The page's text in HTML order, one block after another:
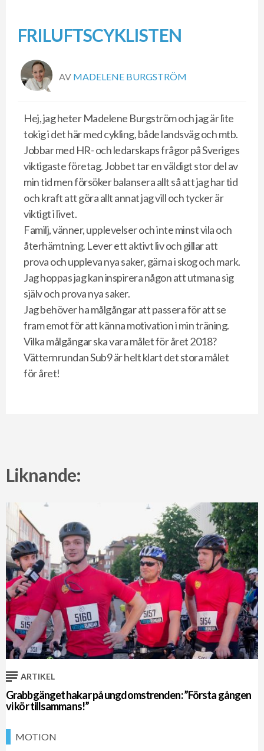
FRILUFTSCYKLISTEN
AV MADELENE BURGSTRÖM
Hej, jag heter Madelene Burgström och jag är lite
tokig i det här med cykling, både landsväg och mtb.
Jobbar med HR- och ledarskaps frågor på Sveriges
viktigaste företag. Jobbet tar en väldigt stor del av
min tid men försöker balansera allt så att jag har tid
och kraft att göra allt annat jag vill och tycker är
viktigt i livet.
Familj, vänner, upplevelser och inte minst vila och
återhämtning. Lever ett aktivt liv och gillar att
prova och uppleva nya saker, gärna i skog och mark.
Jag hoppas jag kan inspirera någon att utmana sig
själv och prova nya saker.
Jag behöver ha målgångar att passera för att se
fram emot för att känna motivation i min träning.
Vilka målgångar ska vara målet för året 2018?
Vätternrundan Sub9 är helt klart det stora målet
för året!
Liknande:
ARTIKEL
Grabbgänget hakar på ungdomstrenden: ”Första gången
vi kör tillsammans!”
MOTION